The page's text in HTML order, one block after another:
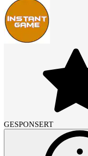
GESPONSERT